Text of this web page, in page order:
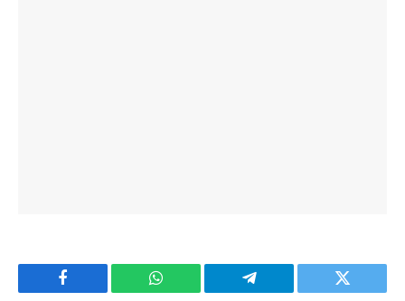
Facebook WhatsApp Telegram Twitter